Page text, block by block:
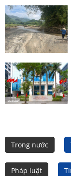
Trong nước
Pháp luật